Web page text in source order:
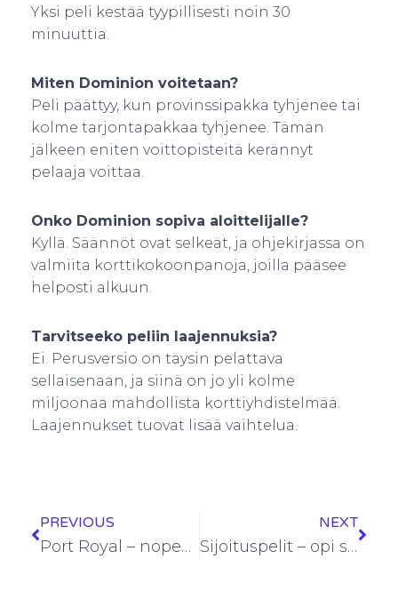
Yksi peli kestää tyypillisesti noin 30
minuuttia.
Miten Dominion voitetaan?
Peli päättyy, kun provinssipakka tyhjenee tai
kolme tarjontapakkaa tyhjenee. Tämän
jälkeen eniten voittopisteitä kerännyt
pelaaja voittaa.
Onko Dominion sopiva aloittelijalle?
Kyllä. Säännöt ovat selkeät, ja ohjekirjassa on
valmiita korttikokoonpanoja, joilla pääsee
helposti alkuun.
Tarvitseeko peliin laajennuksia?
Ei. Perusversio on täysin pelattava
sellaisenaan, ja siinä on jo yli kolme
miljoonaa mahdollista korttiyhdistelmää.
Laajennukset tuovat lisää vaihtelua.
PREVIOUS
Port Royal – nopea ja helppo merirosvokorttipeli
NEXT
Sijoituspelit – opi sijoittamisen perusteita lautapelien avulla